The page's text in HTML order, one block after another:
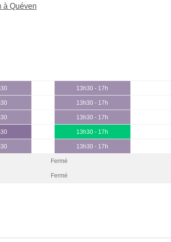
à Quéven
13h30 - 17h
13h30 - 17h
13h30 - 17h
13h30 - 17h
13h30 - 17h
Fermé
Fermé